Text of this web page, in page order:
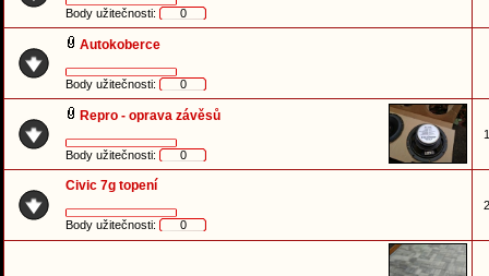
Body užitečnosti: 0
Autokoberce
Body užitečnosti: 0
Repro - oprava závěsů
Body užitečnosti: 0
Civic 7g topení
Body užitečnosti: 0